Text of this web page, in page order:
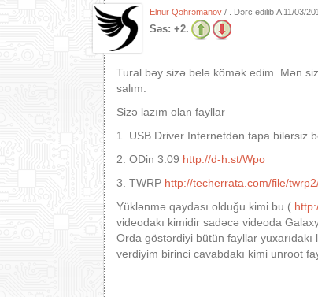
Elnur Qəhrəmanov / . Dərc edilib:A 11/03/
Səs: +2.
Tural bəy sizə belə kömək edim. Mən
salım.
Sizə lazım olan fayllar
1. USB Driver Internetdən tapa bilərsiz
2. ODin 3.09 http://d-h.st/Wpo
3. TWRP http://techerrata.com/file/
Yüklənmə qaydası olduğu kimi bu (
videodakı kimidir sadəcə videoda
Orda göstərdiyi bütün fayllar
verdiyim birinci cavabdakı kimi unroot